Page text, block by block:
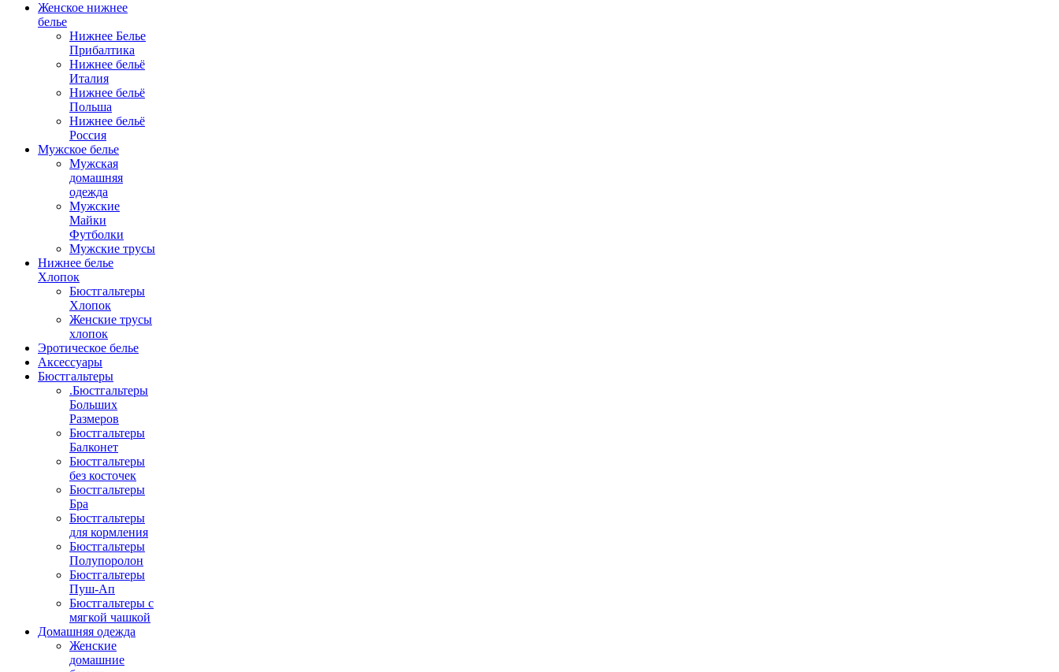
Женское нижнее
белье
Нижнее Белье
Прибалтика
Нижнее бельё
Италия
Нижнее бельё
Польша
Нижнее бельё
Россия
Мужское белье
Мужская
домашняя
одежда
Мужские
Майки
Футболки
Мужские трусы
Нижнее белье
Хлопок
Бюстгальтеры
Хлопок
Женские трусы
хлопок
Эротическое белье
Аксессуары
Бюстгальтеры
.Бюстгальтеры
Больших
Размеров
Бюстгальтеры
Балконет
Бюстгальтеры
без косточек
Бюстгальтеры
Бра
Бюстгальтеры
для кормления
Бюстгальтеры
Полупоролон
Бюстгальтеры
Пуш-Ап
Бюстгальтеры с
мягкой чашкой
Домашняя одежда
Женские
домашние